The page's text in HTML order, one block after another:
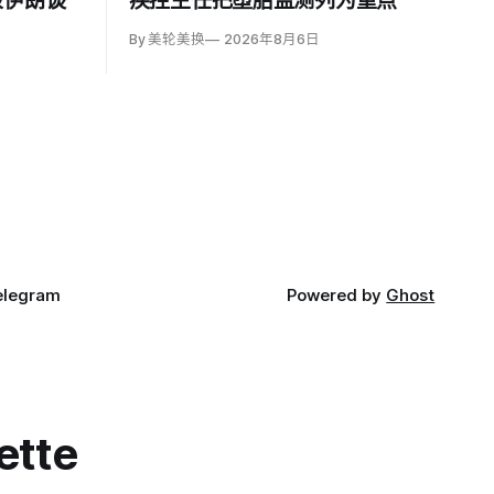
By 美轮美换 2026年8月6日
Powered by Ghost